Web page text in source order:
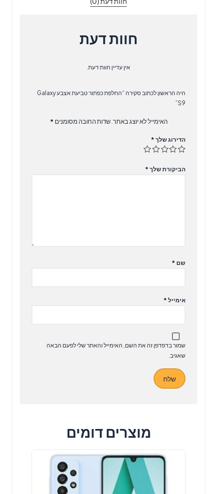
חוות דעת
אין עדיין חוות דעת.
היה הראשון לכתוב סקירה “החלפת כפתור טביעת אצבע Galaxy
S9”
האימייל לא יוצג באתר. שדות החובה מסומנים *
הדירוג שלך *
הביקורת שלך *
שם *
אימייל *
שמור בדפדפן זה את השם, האימייל והאתר שלי לפעם הבאה
שאגיב.
מוצרים דומים